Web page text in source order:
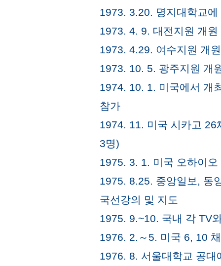
1973. 3.20. 명지대학교
1973. 4. 9. 대전지원 개원
1973. 4.29. 여수지원 개원
1973. 10. 5. 광주지원 개
1974. 10. 1. 미국에서 개
참가
1974. 11. 미국 시카고 26
3명)
1975. 3. 1. 미국 오하이
1975. 8.25. 중앙일보, 동
국선강의 및 지도
1975. 9.~10. 국내 각 TV
1976. 2.～5. 미국 6, 10
1976. 8. 서울대학교 공대